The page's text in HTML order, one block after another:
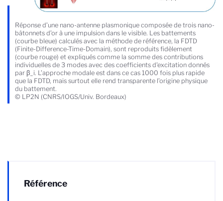
Réponse d’une nano-antenne plasmonique composée de trois nano-
bâtonnets d’or à une impulsion dans le visible. Les battements
(courbe bleue) calculés avec la méthode de référence, la FDTD
(Finite-Difference-Time-Domain), sont reproduits fidèlement
(courbe rouge) et expliqués comme la somme des contributions
individuelles de 3 modes avec des coefficients d'excitation donnés
par β_i. L’approche modale est dans ce cas 1000 fois plus rapide
que la FDTD, mais surtout elle rend transparente l’origine physique
du battement.
© LP2N (CNRS/IOGS/Univ. Bordeaux)
Référence